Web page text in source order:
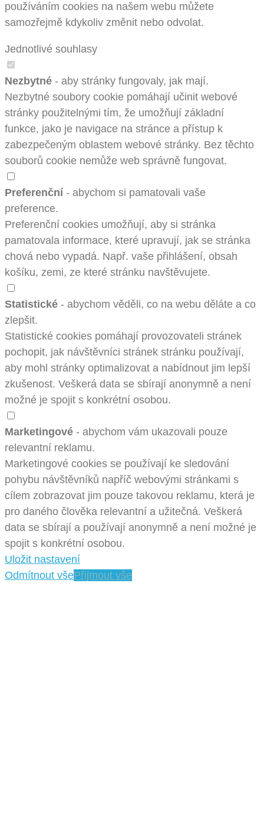
používáním cookies na našem webu můžete
samozřejmě kdykoliv změnit nebo odvolat.
Jednotlivé souhlasy
Nezbytné - aby stránky fungovaly, jak mají.
Nezbytné soubory cookie pomáhají učinit webové
stránky použitelnými tím, že umožňují základní
funkce, jako je navigace na stránce a přístup k
zabezpečeným oblastem webové stránky. Bez těchto
souborů cookie nemůže web správně fungovat.
Preferenční - abychom si pamatovali vaše
preference.
Preferenční cookies umožňují, aby si stránka
pamatovala informace, které upravují, jak se stránka
chová nebo vypadá. Např. vaše přihlášení, obsah
košíku, zemi, ze které stránku navštěvujete.
Statistické - abychom věděli, co na webu děláte a co
zlepšit.
Statistické cookies pomáhají provozovateli stránek
pochopit, jak návštěvníci stránek stránku používají,
aby mohl stránky optimalizovat a nabídnout jim lepší
zkušenost. Veškerá data se sbírají anonymně a není
možné je spojit s konkrétní osobou.
Marketingové - abychom vám ukazovali pouze
relevantní reklamu.
Marketingové cookies se používají ke sledování
pohybu návštěvníků napříč webovými stránkami s
cílem zobrazovat jim pouze takovou reklamu, která je
pro daného člověka relevantní a užitečná. Veškerá
data se sbírají a používají anonymně a není možné je
spojit s konkrétní osobou.
Uložit nastavení
Odmítnout všePřijmout vše